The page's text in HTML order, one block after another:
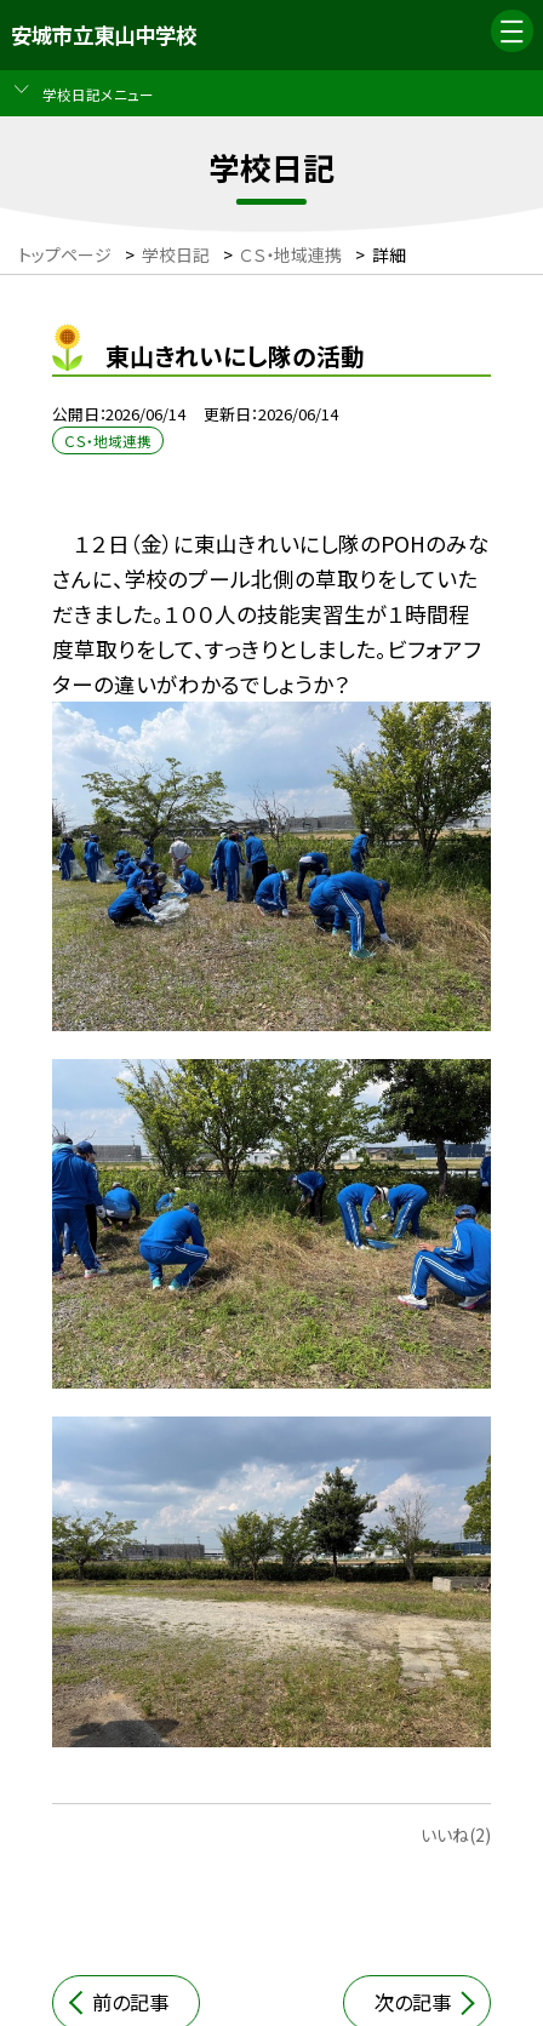
安城市立東山中学校
学校日記メニュー
学校日記
トップページ > 学校日記 > ＣＳ・地域連携 > 詳細
東山きれいにし隊の活動
公開日 2026/06/14 更新日 2026/06/14
ＣＳ・地域連携
１２日（金）に東山きれいにし隊のPOHのみな
さんに、学校のプール北側の草取りをしていた
だきました。１００人の技能実習生が１時間程
度草取りをして、すっきりとしました。ビフォアフ
ターの違いがわかるでしょうか？
いいね(2)
前の記事 次の記事